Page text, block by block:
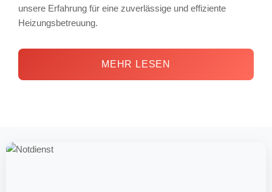
unsere Erfahrung für eine zuverlässige und effiziente
Heizungsbetreuung.
MEHR LESEN